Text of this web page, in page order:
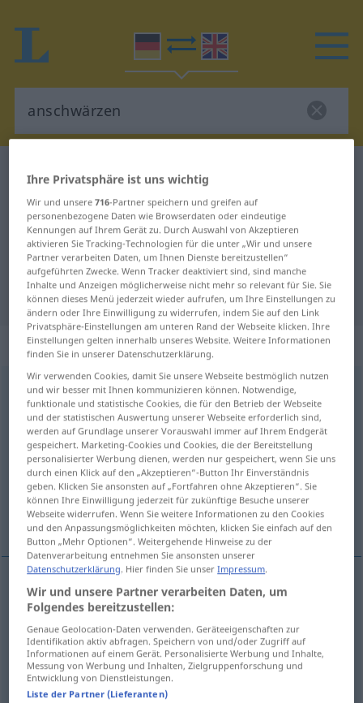
Deutsch-Englisch Wörterbuch
Deutsch-Englisch Übersetzung für
"anschwärzen"
"anschwärzen" Englisch
Übersetzung
„anschwärzen“: transitives Verb
anschwärzenv/t <trennb;-ge-;h>
Übersicht aller Übersetzungen
(Für mehr Details die Übersetzung anklicken/antippen)
blacken, make black
smoke, blacken with smoke
blacken,make(sth)black anschwärzen schwarz
anmalen
Beispiele
jemanden (bei jemandem) anschwärzen
Ihre Privatsphäre ist uns wichtig
Wir und unsere716-Partner speichern und greifen auf
personenbezogene Daten wie Browserdaten oder eindeutige
Kennungen auf Ihrem Gerät zu. Durch Auswahl von Akzeptieren
aktivieren Sie Tracking-Technologien für die unter „Wir und unsere
Partner verarbeiten Daten, um Ihnen Dienste bereitzustellen“
aufgeführten Zwecke. Wenn Tracker deaktiviert sind, sind manche
Inhalte und Anzeigen möglicherweise nicht mehr so relevant für Sie. Sie
können dieses Menü jederzeit wieder aufrufen, um Ihre Einstellungen zu
ändern oder Ihre Einwilligung zu widerrufen, indem Sie auf den Link
Privatsphäre-Einstellungen am unteren Rand der Webseite klicken. Ihre
Einstellungen gelten innerhalb unseres Website. Weitere Informationen
finden Sie in unserer Datenschutzerklärung.
Wir verwenden Cookies, damit Sie unsere Webseite bestmöglich nutzen
und wir besser mit Ihnen kommunizieren können. Notwendige,
funktionale und statistische Cookies, die für den Betrieb der Webseite
und der statistischen Auswertung unserer Webseite erforderlich sind,
werden auf Grundlage unserer Vorauswahl immer auf Ihrem Endgerät
gespeichert. Marketing-Cookies und Cookies, die der Bereitstellung
personalisierter Werbung dienen, werden nur gespeichert, wenn Sie uns
durch einen Klick auf den „Akzeptieren“-Button Ihr Einverständnis
geben. Klicken Sie ansonsten auf „Fortfahren ohne Akzeptieren“. Sie
können Ihre Einwilligung jederzeit für zukünftige Besuche unserer
Webseite widerrufen. Wenn Sie weitere Informationen zu den Cookies
und den Anpassungsmöglichkeiten möchten, klicken Sie einfach auf den
Button „Mehr Optionen“. Weitergehende Hinweise zu der
Datenverarbeitung entnehmen Sie ansonsten unserer
Datenschutzerklärung. Hier finden Sie unserImpressum.
Wir und unsere Partner verarbeiten Daten, um
Folgendes bereitzustellen:
Genaue Geolocation-Daten verwenden. Geräteeigenschaften zur
Identifikation aktiv abfragen. Speichern von und/oder Zugriff auf
Informationen auf einem Gerät. Personalisierte Werbung und Inhalte,
Messung von Werbung und Inhalten, Zielgruppenforschung und
Entwicklung von Dienstleistungen.
Liste der Partner (Lieferanten)